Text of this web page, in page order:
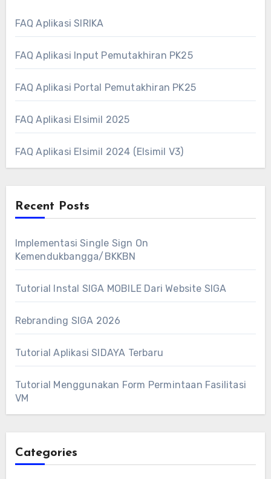
FAQ Aplikasi SIRIKA
FAQ Aplikasi Input Pemutakhiran PK25
FAQ Aplikasi Portal Pemutakhiran PK25
FAQ Aplikasi Elsimil 2025
FAQ Aplikasi Elsimil 2024 (Elsimil V3)
Recent Posts
Implementasi Single Sign On
Kemendukbangga/BKKBN
Tutorial Instal SIGA MOBILE Dari Website SIGA
Rebranding SIGA 2026
Tutorial Aplikasi SIDAYA Terbaru
Tutorial Menggunakan Form Permintaan Fasilitasi
VM
Categories